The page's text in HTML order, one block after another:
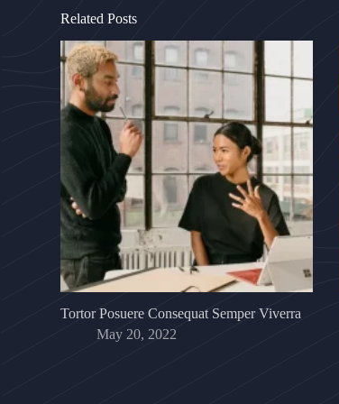
Related Posts
Tortor Posuere Consequat Semper Viverra
May 20, 2022